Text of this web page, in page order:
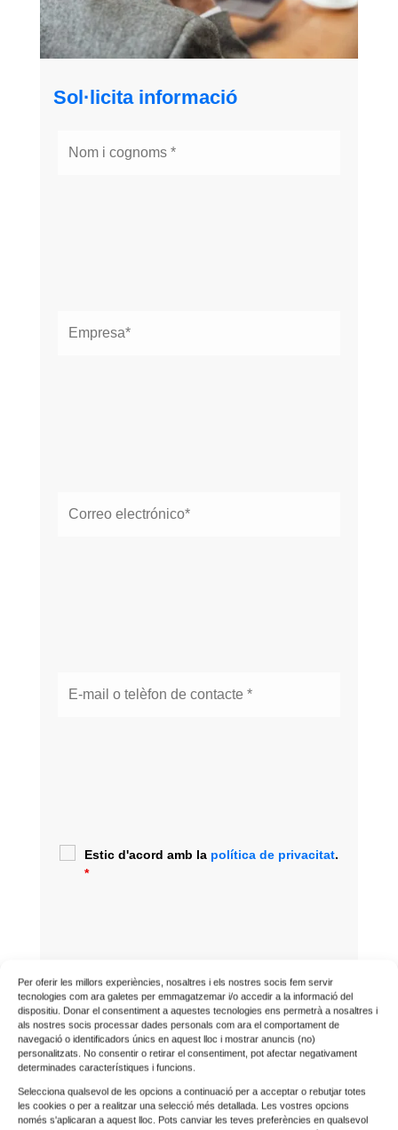
Per oferir les millors experiències, nosaltres i els nostres socis fem servir
tecnologies com ara galetes per emmagatzemar i/o accedir a la informació del
dispositiu. Donar el consentiment a aquestes tecnologies ens permetrà a nosaltres i
als nostres socis processar dades personals com ara el comportament de
navegació o identificadors únics en aquest lloc i mostrar anuncis (no)
personalitzats. No consentir o retirar el consentiment, pot afectar negativament
determinades característiques i funcions.
Selecciona qualsevol de les opcions a continuació per a acceptar o rebutjar totes
les cookies o per a realitzar una selecció més detallada. Les vostres opcions
només s'aplicaran a aquest lloc. Pots canviar les teves preferències en qualsevol
Sol·licita informació
Estic d'acord amb lapolítica de privacitat.
*